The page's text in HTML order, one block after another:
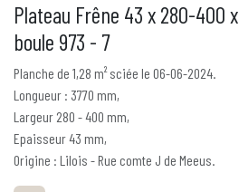
Plateau Frêne 43 x 280-400
boule 973 - 7
Planche de 1,28 m² sciée le 06-06-2024.
Longueur : 3770 mm,
Largeur 280 - 400 mm,
Epaisseur 43 mm,
Origine : Lilois - Rue comte J de Meeus.